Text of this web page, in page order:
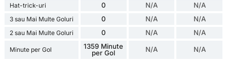
Hat-trick-uri 0 N/A N/A
3 sau Mai Multe Goluri 0 N/A N/A
2 sau Mai Multe Goluri 0 N/A N/A
Minute per Gol
1359 Minute
per Gol
N/A N/A